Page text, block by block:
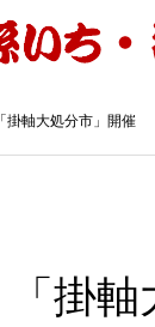
「掛軸大処分市」開催
「掛